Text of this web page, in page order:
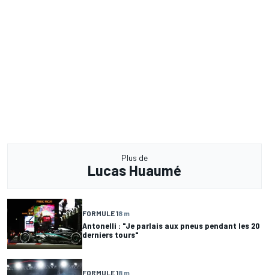
Plus de
Lucas Huaumé
FORMULE 18 m
Antonelli : "Je parlais aux pneus pendant les 20
derniers tours"
FORMULE 18 m